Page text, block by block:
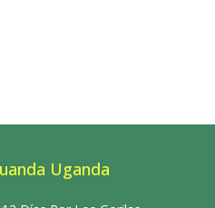
Uganda